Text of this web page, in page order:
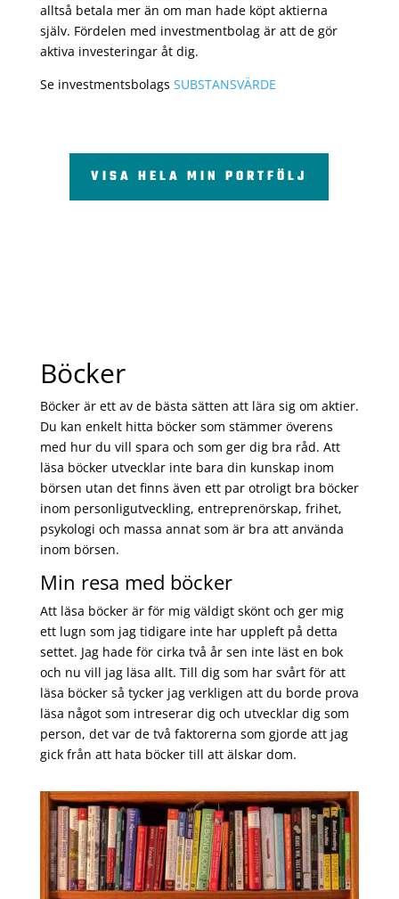
alltså betala mer än om man hade köpt aktierna
själv. Fördelen med investmentbolag är att de gör
aktiva investeringar åt dig.
Se investmentsbolags SUBSTANSVÄRDE
VISA HELA MIN PORTFÖLJ
Böcker
Böcker är ett av de bästa sätten att lära sig om aktier.
Du kan enkelt hitta böcker som stämmer överens
med hur du vill spara och som ger dig bra råd. Att
läsa böcker utvecklar inte bara din kunskap inom
börsen utan det finns även ett par otroligt bra böcker
inom personligutveckling, entreprenörskap, frihet,
psykologi och massa annat som är bra att använda
inom börsen.
Min resa med böcker
Att läsa böcker är för mig väldigt skönt och ger mig
ett lugn som jag tidigare inte har uppleft på detta
settet. Jag hade för cirka två år sen inte läst en bok
och nu vill jag läsa allt. Till dig som har svårt för att
läsa böcker så tycker jag verkligen att du borde prova
läsa något som intreserar dig och utvecklar dig som
person, det var de två faktorerna som gjorde att jag
gick från att hata böcker till att älskar dom.